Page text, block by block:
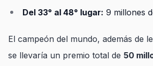
Del 33° al 48° lugar: 9 millones
El campeón del mundo, además de
se llevaría un premio total de 50